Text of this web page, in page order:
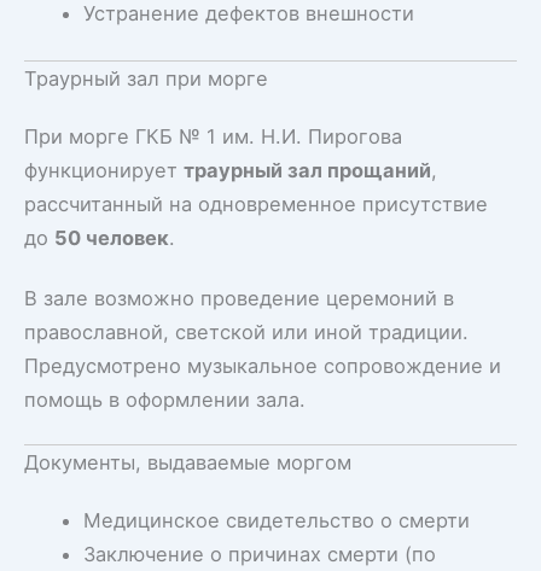
Устранение дефектов внешности
Траурный зал при морге
При морге ГКБ № 1 им. Н.И. Пирогова
функционирует траурный зал прощаний,
рассчитанный на одновременное присутствие
до 50 человек.
В зале возможно проведение церемоний в
православной, светской или иной традиции.
Предусмотрено музыкальное сопровождение и
помощь в оформлении зала.
Документы, выдаваемые моргом
Медицинское свидетельство о смерти
Заключение о причинах смерти (по